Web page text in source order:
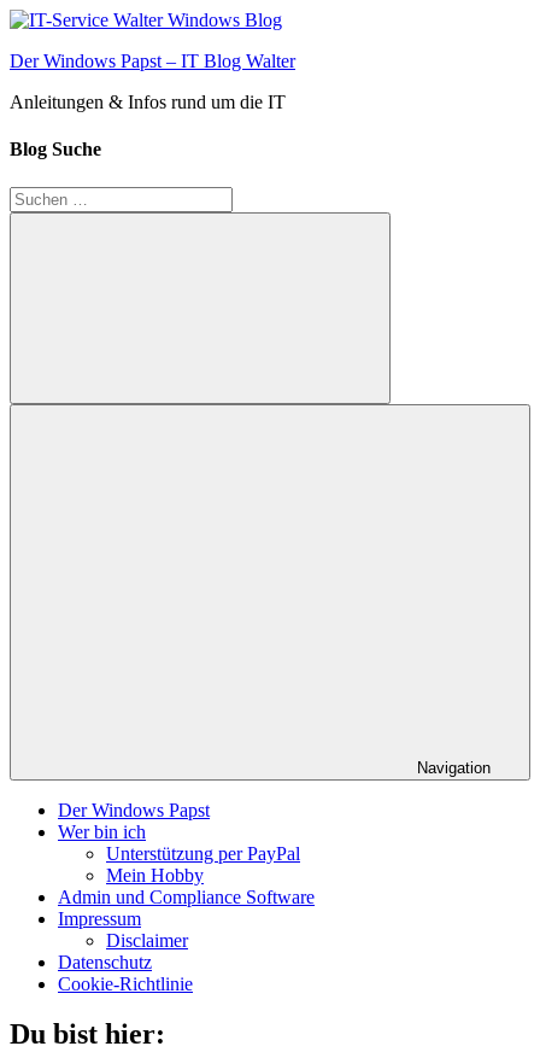
Zum
springen
Der Windows Papst – IT Blog Walter
Anleitungen & Infos rund um die IT
Blog Suche
Suchen
nach:
Suchen
Navigation
Der Windows Papst
Wer bin ich
Unterstützung per PayPal
Mein Hobby
Admin und Compliance Software
Impressum
Disclaimer
Datenschutz
Cookie-Richtlinie
Du bist hier: